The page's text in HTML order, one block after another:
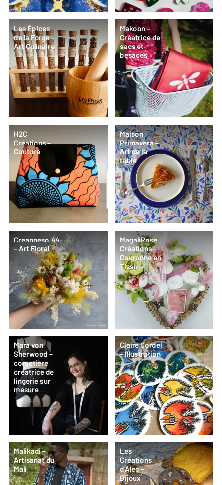
Les Épices
de la Forge –
Art Culinaire
Makoon –
Créatrice de
sacs et
besaces
H2C
Créations –
Couture
Maison
Primavera –
Art de la
table
Creanneso.44
– Art Floral
MagaliRose
Créations –
Couronne en
Tissu
Mara von
Sherwood –
corsetière
créatrice de
lingerie sur
mesure
Claire Cordel
– Illustration
Malikadi –
Artisanat du
Mali
Les
Créations
d’Alec –
Bijoux